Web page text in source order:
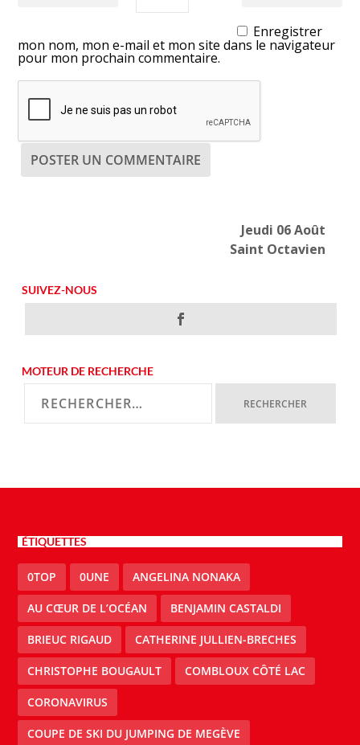
Enregistrer
mon nom, mon e-mail et mon site dans le navigateur
pour mon prochain commentaire.
Jeudi 06 Août
Saint Octavien
SUIVEZ-NOUS
MOTEUR DE RECHERCHE
ÉTIQUETTES
0TOP 0UNE ANGELINA NONAKA
AU CŒUR DE L’OCÉAN BENJAMIN CASTALDI
BRIEUC RIGAUD CATHERINE JULLIEN-BRECHES
CHRISTOPHE BOUGAULT COMBLOUX CÔTÉ LAC
CORONAVIRUS
COUPE DE SKI DU JUMPING DE MEGÈVE